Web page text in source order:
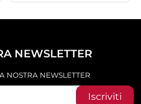
NEWSLETTER
NOSTRA NEWSLETTER
Iscriviti